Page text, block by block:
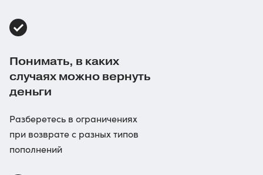
Понимать, в каких
случаях можно вернуть
деньги
Разберетесь в ограничениях
при возврате с разных типов
пополнений